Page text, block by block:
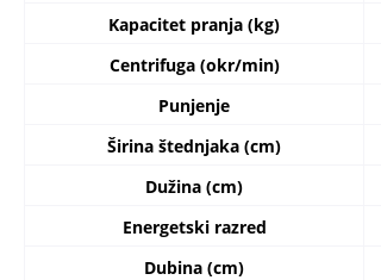
Kapacitet pranja (kg)
Centrifuga (okr/min)
Punjenje
Širina štednjaka (cm)
Dužina (cm)
Energetski razred
Dubina (cm)